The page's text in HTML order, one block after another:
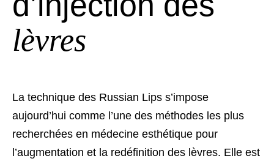
lèvres
La technique des Russian Lips s’impose
aujourd’hui comme l’une des méthodes les plus
recherchées en médecine esthétique pour
l’augmentation et la redéfinition des lèvres. Elle est